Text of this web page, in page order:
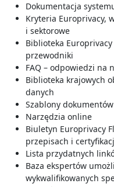
Dokumentacja
Kryteria Europrivacy,
i sektorowe
Biblioteka
przewodniki
FAQ – odpowiedzi na
Biblioteka krajowych
danych
Szablony dokumentów
Narzędzia online
Biuletyn Europrivacy
przepisach i
Lista przydatnych
Baza ekspertów
wykwalifikowanych